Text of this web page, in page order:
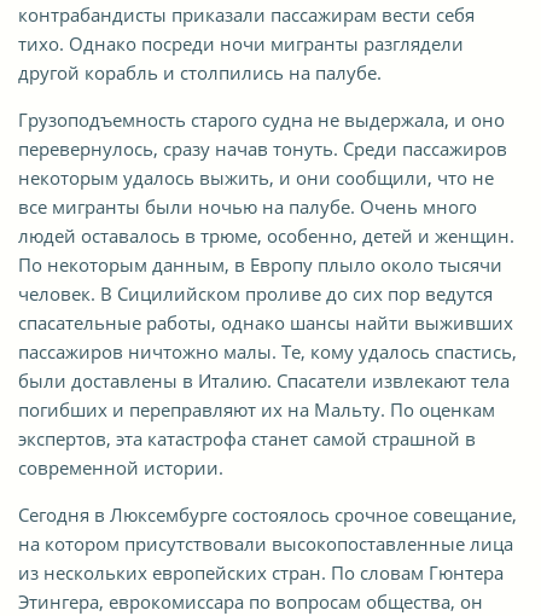
контрабандисты приказали пассажирам вести себя
тихо. Однако посреди ночи мигранты разглядели
другой корабль и столпились на палубе.
Грузоподъемность старого судна не выдержала, и оно
перевернулось, сразу начав тонуть. Среди пассажиров
некоторым удалось выжить, и они сообщили, что не
все мигранты были ночью на палубе. Очень много
людей оставалось в трюме, особенно, детей и женщин.
По некоторым данным, в Европу плыло около тысячи
человек. В Сицилийском проливе до сих пор ведутся
спасательные работы, однако шансы найти выживших
пассажиров ничтожно малы. Те, кому удалось спастись,
были доставлены в Италию. Спасатели извлекают тела
погибших и переправляют их на Мальту. По оценкам
экспертов, эта катастрофа станет самой страшной в
современной истории.
Сегодня в Люксембурге состоялось срочное совещание,
на котором присутствовали высокопоставленные лица
из нескольких европейских стран. По словам Гюнтера
Этингера, еврокомиссара по вопросам общества, он